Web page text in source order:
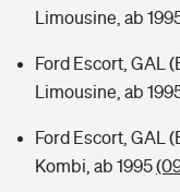
Limousine, ab
Ford Escort, GAL
Limousine, ab
Ford Escort, GAL
Kombi, ab 1995